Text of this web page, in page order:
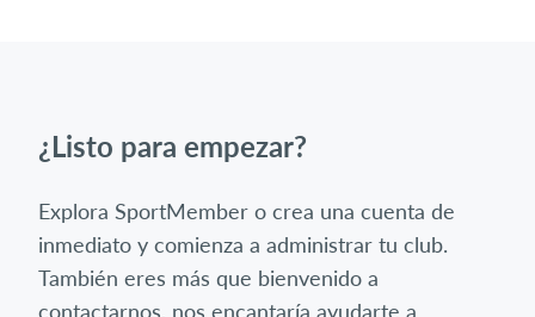
¿Listo para empezar?
Explora SportMember o crea una cuenta de
inmediato y comienza a administrar tu club.
También eres más que bienvenido a
contactarnos, nos encantaría ayudarte a